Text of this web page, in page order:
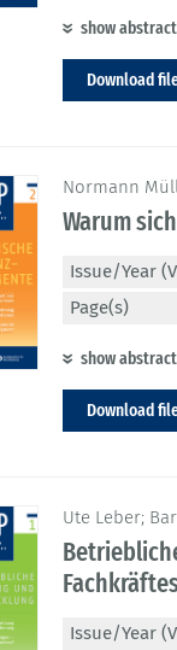
show abstract
Download
Normann
Warum
Issue/Year
Page(s)
show abstract
Download
Ute Leber;
Issue/Year